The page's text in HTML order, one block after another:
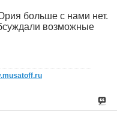
больше с нами нет.
возможные